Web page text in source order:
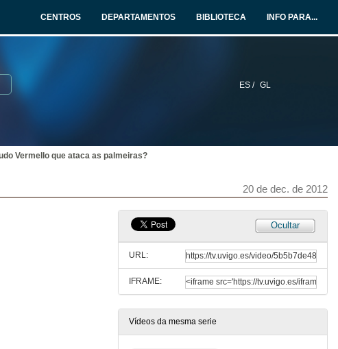
CENTROS DEPARTAMENTOS BIBLIOTECA INFO PARA...
ES / GL
Vermello que ataca as palmeiras?
20 de dec. de 2012
Ocultar
URL:
IFRAME:
Vídeos da mesma serie